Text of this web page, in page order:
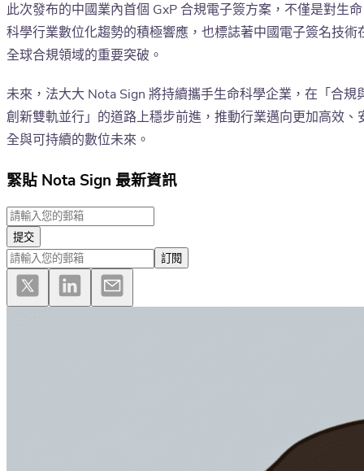
此次發布的中國業內首個 GxP 合規電子簽方案，不僅是對生命
科學行業數位化趨勢的積極響應，也標誌著中國電子簽名技術
全球合規領域的重要突破。
未來，法大大 Nota Sign 將持續攜手生命科學企業，在「合規
創新雙軌並行」的道路上穩步前進，推動行業邁向更加高效、
全與可持續的數位未來。
緊貼 Nota Sign 最新資訊
提交
訂閱